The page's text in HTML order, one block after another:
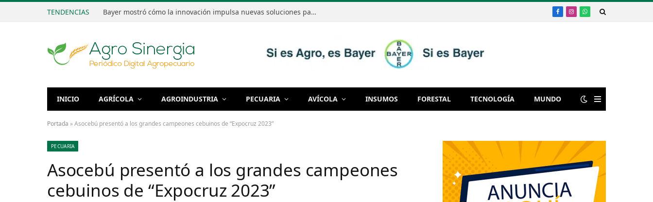
TENDENCIAS Bayer mostró cómo la innovación impulsa nuevas soluciones para producir de manera cada vez más eficiente Facebook
Instagram
WhatsApp
INICIO AGRÍCOLA AGROINDUSTRIA PECUARIA AVÍCOLA INSUMOS FORESTAL TECNOLOGÍA MUNDO
Portada »Asocebú presentó a los grandes campeones cebuinos de “Expocruz 2023”
PECUARIA
Asocebú presentó a los grandes campeones
cebuinos de “Expocruz 2023”